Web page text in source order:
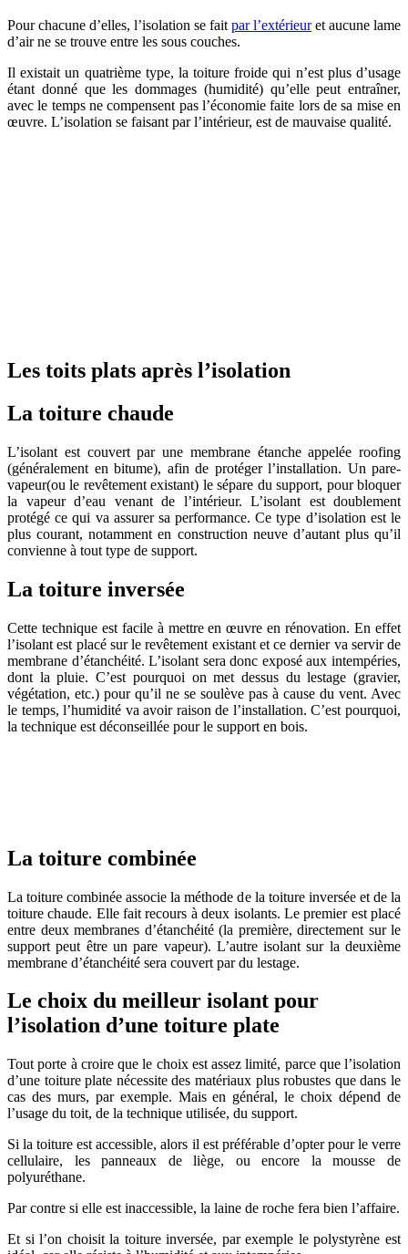
Pour chacune d’elles, l’isolation se fait par l’extérieuret aucune lame
d’air ne se trouve entre les sous couches.
Il existait un quatrième type, la toiture froide qui n’est plus d’usage
étant donné que les dommages (humidité) qu’elle peut entraîner,
avec le temps ne compensent pas l’économie faite lors de sa mise en
œuvre. L’isolation se faisant par l’intérieur, est de mauvaise qualité.
Les toits plats après l’isolation
La toiture chaude
L’isolant est couvert par une membrane étanche appelée roofing
(généralement en bitume), afin de protéger l’installation. Un pare-
vapeur(ou le revêtement existant) le sépare du support, pour bloquer
la vapeur d’eau venant de l’intérieur. L’isolant est doublement
protégé ce qui va assurer sa performance. Ce type d’isolation est le
plus courant, notamment en construction neuve d’autant plus qu’il
convienne à tout type de support.
La toiture inversée
Cette technique est facile à mettre en œuvre en rénovation. En effet
l’isolant est placé sur le revêtement existant et ce dernier va servir de
membrane d’étanchéité. L’isolant sera donc exposé aux intempéries,
dont la pluie. C’est pourquoi on met dessus du lestage (gravier,
végétation, etc.) pour qu’il ne se soulève pas à cause du vent. Avec
le temps, l’humidité va avoir raison de l’installation. C’est pourquoi,
la technique est déconseillée pour le support en bois.
La toiture combinée
La toiture combinée associe la méthode de la toiture inversée et de la
toiture chaude. Elle fait recours à deux isolants. Le premier est placé
entre deux membranes d’étanchéité (la première, directement sur le
support peut être un pare vapeur). L’autre isolant sur la deuxième
membrane d’étanchéité sera couvert par du lestage.
Le choix du meilleur isolant pour
l’isolation d’une toiture plate
Tout porte à croire que le choix est assez limité, parce que l’isolation
d’une toiture plate nécessite des matériaux plus robustes que dans le
cas des murs, par exemple. Mais en général, le choix dépend de
l’usage du toit, de la technique utilisée, du support.
Si la toiture est accessible, alors il est préférable d’opter pour le verre
cellulaire, les panneaux de liège, ou encore la mousse de
polyuréthane.
Par contre si elle est inaccessible, la laine de roche fera bien l’affaire.
Et si l’on choisit la toiture inversée, par exemple le polystyrène est